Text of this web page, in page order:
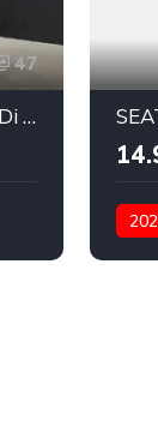
47
Volkswagen Tiguan Life 2.0TDi 150cv DSG7 2022